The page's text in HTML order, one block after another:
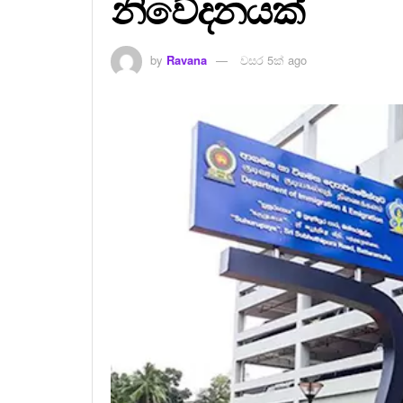
by Ravana වසර 5ක් ago